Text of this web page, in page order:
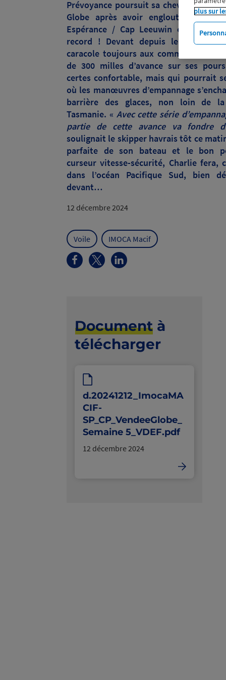
Prévoyance poursuit sa chevauchée
Globe après avoir englouti le
Espérance / Cap Leeuwin en 9
record ! Devant depuis le 30
caracole toujours aux commandes de
de 300 milles d’avance sur ses
certes confortable, mais qui pourrait
où les manœuvres d’empannage
barrière des glaces, non loin de
Tasmanie. « Avec cette série
partie de cette avance va fondre
soulignait le skipper havrais tôt ce
parfaite de son bateau et le bon
curseur vitesse-sécurité, Charlie fera,
dans l’océan Pacifique Sud, bien
devant…
12 décembre 2024
Voile IMOCA Macif
Document à
télécharger
d.20241212_ImocaMA
CIF-
SP_CP_VendeeGlobe_
Semaine 5_VDEF.pdf
12 décembre 2024
plus sur